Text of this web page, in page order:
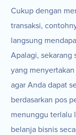
Cukup dengan
transaksi,
langsung
Apalagi, sekarang
yang
agar Anda dapat
berdasarkan pos
menunggu terlalu
belanja bisnis